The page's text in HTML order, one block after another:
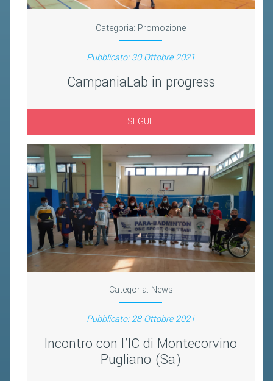
Categoria: Promozione
Pubblicato: 30 Ottobre 2021
CampaniaLab in progress
SEGUE
Categoria: News
Pubblicato: 28 Ottobre 2021
Incontro con l'IC di Montecorvino
Pugliano (Sa)